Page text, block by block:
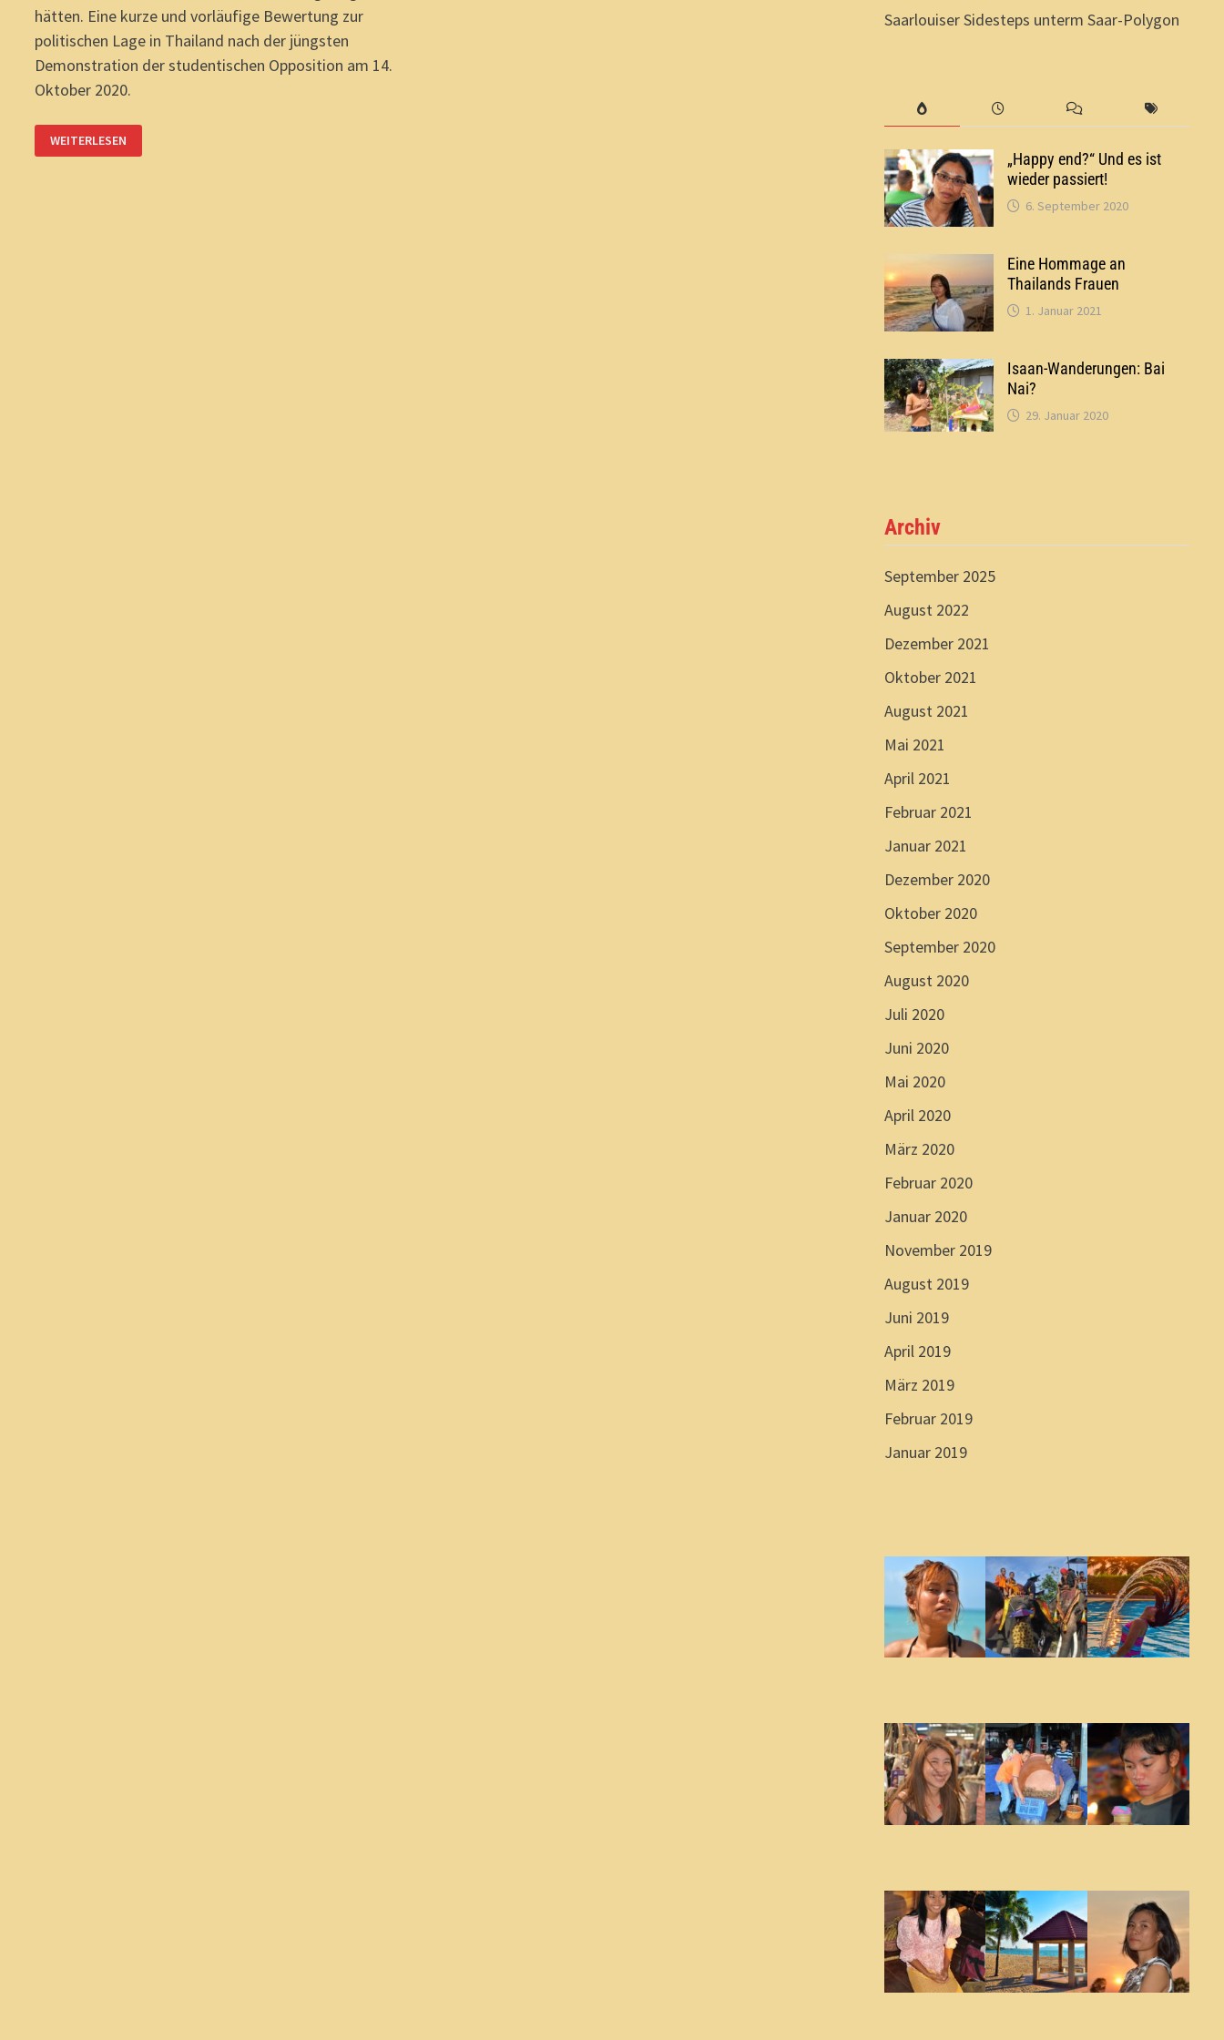
hätten. Eine kurze und vorläufige Bewertung zur
politischen Lage in Thailand nach der jüngsten
Demonstration der studentischen Opposition am 14.
Oktober 2020.
ZUKUNFT:
KEIN
WEITERLESEN
Saarlouiser Sidesteps unterm Saar-Polygon
„Happy end?“ Und es ist
wieder passiert!
6. September 2020
Eine Hommage an
Thailands Frauen
1. Januar 2021
Isaan-Wanderungen: Bai
Nai?
29. Januar 2020
Archiv
September 2025
August 2022
Dezember 2021
Oktober 2021
August 2021
Mai 2021
April 2021
Februar 2021
Januar 2021
Dezember 2020
Oktober 2020
September 2020
August 2020
Juli 2020
Juni 2020
Mai 2020
April 2020
März 2020
Februar 2020
Januar 2020
November 2019
August 2019
Juni 2019
April 2019
März 2019
Februar 2019
Januar 2019